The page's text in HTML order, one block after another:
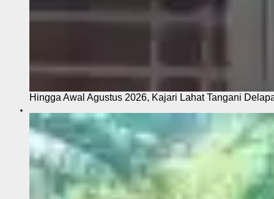
Hingga Awal Agustus 2026, Kajari Lahat Tangani